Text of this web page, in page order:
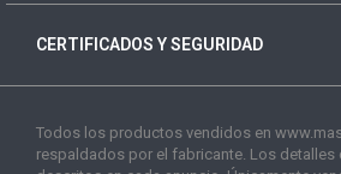
CERTIFICADOS Y SEGURIDAD
Todos los productos vendidos en
respaldados por el fabricante. Los detalles